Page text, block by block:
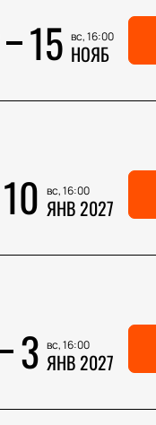
15 вс, 16:00
НОЯБ
10 вс, 16:00
ЯНВ 2027
3 вс, 16:00
ЯНВ 2027